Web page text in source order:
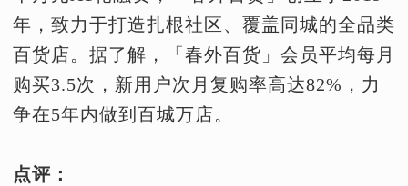
年，致力于打造扎根社区、覆盖同城的全品类
百货店。据了解，「春外百货」会员平均每月
购买3.5次，新用户次月复购率高达82%，力
争在5年内做到百城万店。
点评：